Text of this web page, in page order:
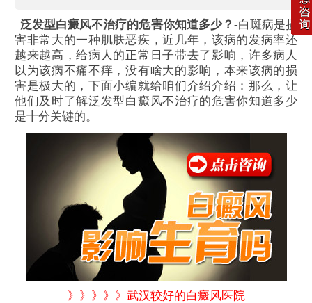
泛发型白癜风不治疗的危害你知道多少？ -白斑病是损
害非常大的一种肌肤恶疾，近几年，该病的发病率还
越来越高，给病人的正常日子带去了影响，许多病人
以为该病不痛不痒，没有啥大的影响，本来该病的损
害是极大的，下面小编就给咱们介绍介绍：那么，让
他们及时了解泛发型白癜风不治疗的危害你知道多少
是十分关键的。
》》》》》武汉较好的白癜风医院